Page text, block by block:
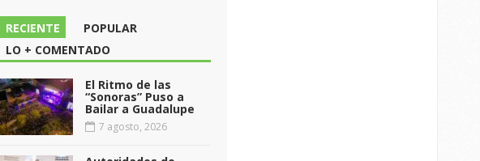
RECIENTE
POPULAR
LO + COMENTADO
El Ritmo de las
“Sonoras” Puso a
Bailar a Guadalupe
7 agosto, 2026